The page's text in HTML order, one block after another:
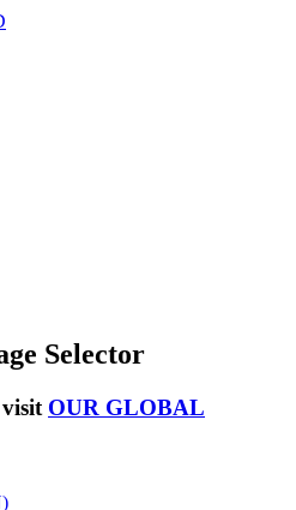
Selector
visit OUR GLOBAL